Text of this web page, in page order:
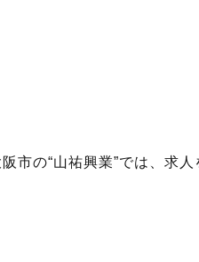
市の“山祐興業”では、求